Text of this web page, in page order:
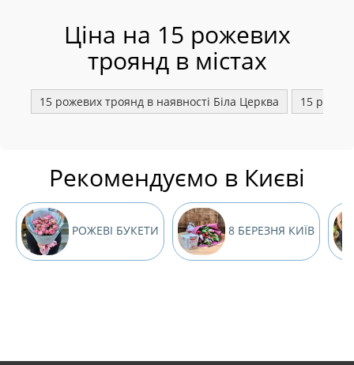
Ціна на 15 рожевих
троянд в містах
15 рожевих троянд в наявності Біла Церква 15
Рекомендуємо в Києві
РОЖЕВІ БУКЕТИ 8 БЕРЕЗНЯ КИЇВ